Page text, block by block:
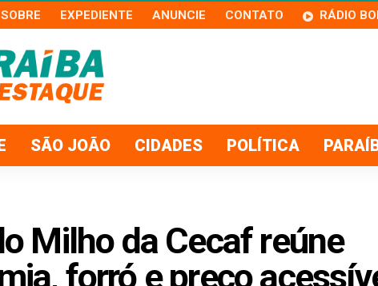
SOBRE EXPEDIENTE ANUNCIE CONTATO RÁDIO
SÃO JOÃO CIDADES POLÍTICA
Milho da Cecaf reúne
forró e preço